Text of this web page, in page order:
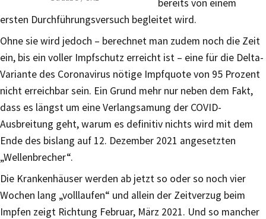
bereits von einem
ersten Durchführungsversuch begleitet wird.
Ohne sie wird jedoch – berechnet man zudem noch die Zeit
ein, bis ein voller Impfschutz erreicht ist – eine für die Delta-
Variante des Coronavirus nötige Impfquote von 95 Prozent
nicht erreichbar sein. Ein Grund mehr nur neben dem Fakt,
dass es längst um eine Verlangsamung der COVID-
Ausbreitung geht, warum es definitiv nichts wird mit dem
Ende des bislang auf 12. Dezember 2021 angesetzten
„Wellenbrecher“.
Die Krankenhäuser werden ab jetzt so oder so noch vier
Wochen lang „volllaufen“ und allein der Zeitverzug beim
Impfen zeigt Richtung Februar, März 2021. Und so mancher